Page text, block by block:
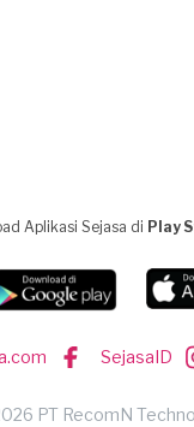
Aplikasi Sejasa di Play
SejasaID
PT RecomN